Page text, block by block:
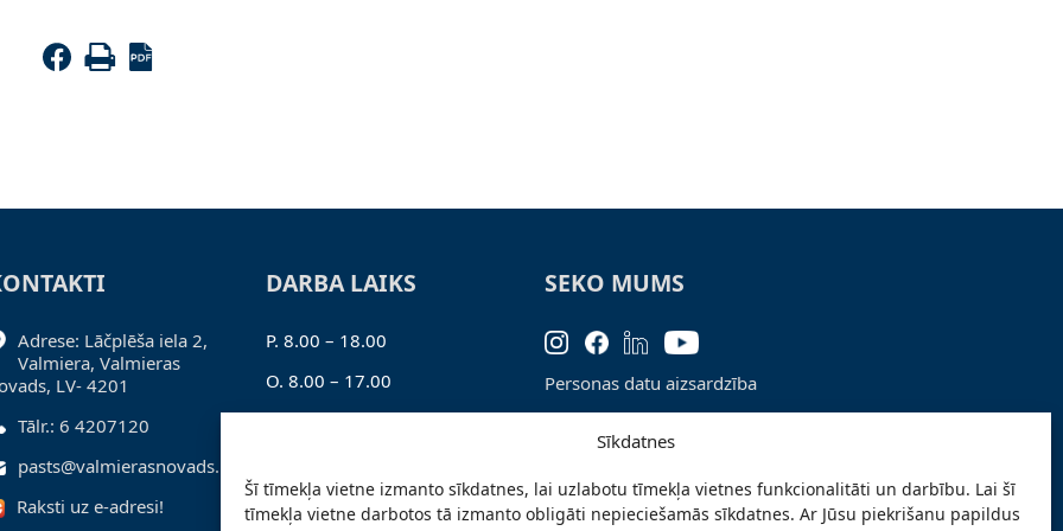
Sīkdatnes
Šī tīmekļa vietne izmanto sīkdatnes, lai uzlabotu tīmekļa vietnes funkcionalitāti un darbību. Lai šī
tīmekļa vietne darbotos tā izmanto obligāti nepieciešamās sīkdatnes. Ar Jūsu piekrišanu papildus
Adrese: Lāčplēša iela 2,
Valmiera, Valmieras
LV- 4201
Tālr.: 6 4207120
pasts@valmierasnovads.lv
Raksti uz e-adresi!
DARBA LAIKS
P. 8.00 – 18.00
O. 8.00 – 17.00
Pk. 8.00 – 16.00
SEKO MUMS
Personas datu aizsardzība
Pieteikties jaunumiem